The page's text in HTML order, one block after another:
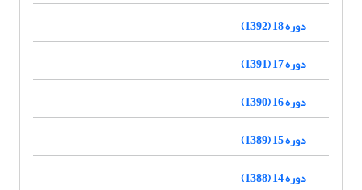
دوره 18 (1392)
دوره 17 (1391)
دوره 16 (1390)
دوره 15 (1389)
دوره 14 (1388)